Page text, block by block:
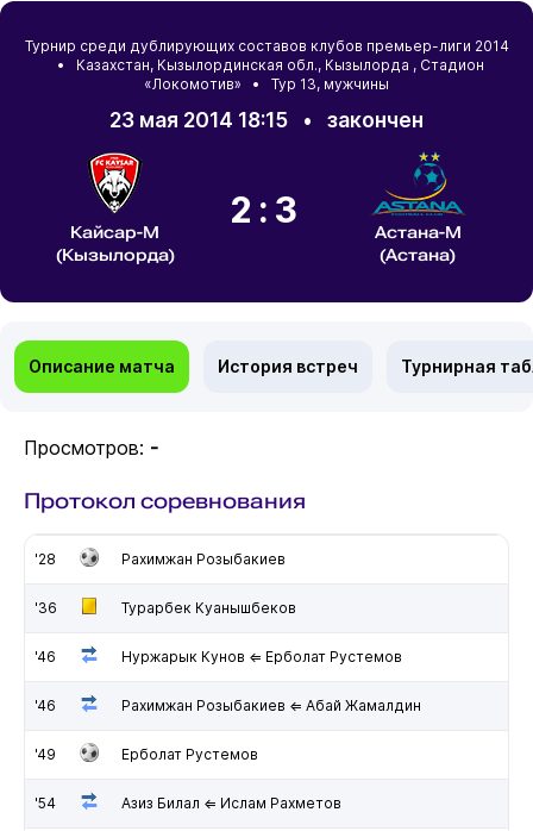
Турнир среди дублирующих составов клубов премьер-лиги 2014
• Казахстан, Кызылординская обл., Кызылорда , Стадион
«Локомотив» • Тур 13, мужчины
23 мая 2014 18:15 • закончен
Кайсар-М
(Кызылорда)
2:3
Астана-М
(Астана)
Описание матча История встреч Турнирная
Просмотров: -
Протокол соревнования
'28 Рахимжан Розыбакиев
'36 Турарбек Куанышбеков
'46 Нуржарык Кунов ⇐ Ерболат Рустемов
'46 Рахимжан Розыбакиев ⇐ Абай Жамалдин
'49 Ерболат Рустемов
'54 Азиз Билал ⇐ Ислам Рахметов